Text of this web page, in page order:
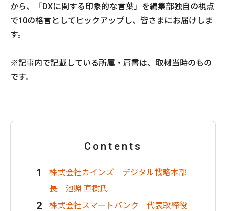
から、「DXに関する印象的な言葉」を編集部独自の視点
で10の格言としてピックアップし、皆さまにお届けしま
す。
※記事内で記載している所属・肩書は、取材当時のもの
です。
Contents
株式会社カインズ デジタル戦略本部
長 池照 直樹氏
株式会社スマートバンク 代表取締役